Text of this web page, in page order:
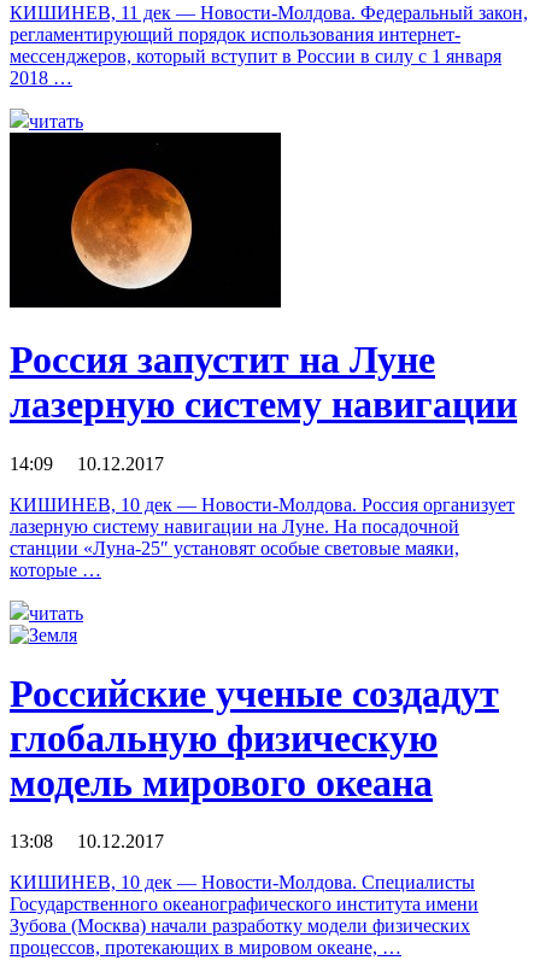
КИШИНЕВ, 11 дек — Новости-Молдова. Федеральный закон,
регламентирующий порядок использования интернет-
мессенджеров, который вступит в России в силу с 1 января
2018 …
читать
Россия запустит на Луне
лазерную систему навигации
14:09 10.12.2017
КИШИНЕВ, 10 дек — Новости-Молдова. Россия организует
лазерную систему навигации на Луне. На посадочной
станции «Луна-25″ установят особые световые маяки,
которые …
читать
Российские ученые создадут
глобальную физическую
модель мирового океана
13:08 10.12.2017
КИШИНЕВ, 10 дек — Новости-Молдова. Специалисты
Государственного океанографического института имени
Зубова (Москва) начали разработку модели физических
процессов, протекающих в мировом океане, …